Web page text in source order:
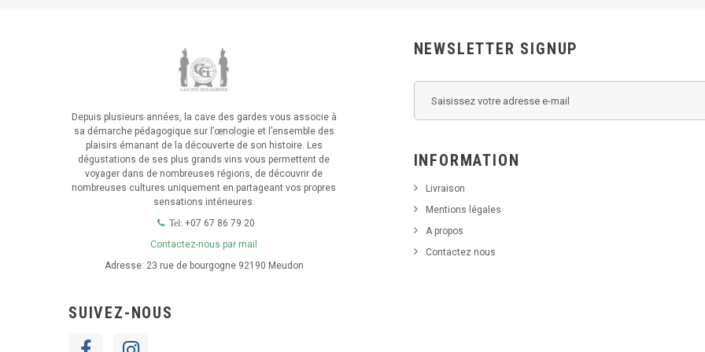
Depuis plusieurs années, la cave des gardes vous associe à
sa démarche pédagogique sur l’œnologie et l’ensemble des
plaisirs émanant de la découverte de son histoire. Les
dégustations de ses plus grands vins vous permettent de
voyager dans de nombreuses régions, de découvrir de
nombreuses cultures uniquement en partageant vos propres
sensations intérieures.
Tel:+07 67 86 79 20
Contactez-nous par mail
Adresse: 23 rue de bourgogne 92190 Meudon
SUIVEZ-NOUS
NEWSLETTER SIGNUP
INFORMATION
Livraison
Mentions légales
A propos
Contactez nous